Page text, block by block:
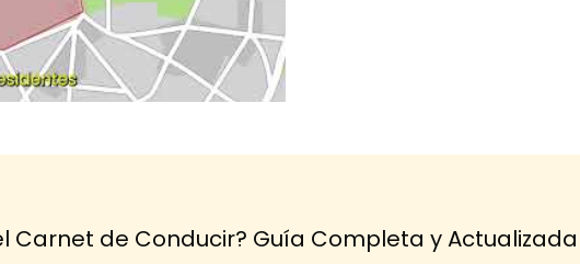
Carnet de Conducir? Guía Completa y Actualizada